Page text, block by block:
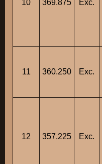
10 369.875 Exc.
11 360.250 Exc.
12 357.225 Exc.